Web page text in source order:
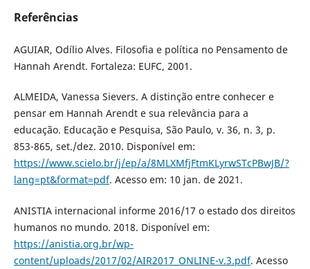
Referências
AGUIAR, Odílio Alves. Filosofia e política no Pensamento de
Hannah Arendt. Fortaleza: EUFC, 2001.
ALMEIDA, Vanessa Sievers. A distinção entre conhecer e
pensar em Hannah Arendt e sua relevância para a
educação. Educação e Pesquisa, São Paulo, v. 36, n. 3, p.
853-865, set./dez. 2010. Disponível em:
https://www.scielo.br/j/ep/a/8MLXMfjFtmKLyrwSTcPBwJB/?
lang=pt&format=pdf. Acesso em: 10 jan. de 2021.
ANISTIA internacional informe 2016/17 o estado dos direitos
humanos no mundo. 2018. Disponível em:
https://anistia.org.br/wp-
content/uploads/2017/02/AIR2017_ONLINE-v.3.pdf. Acesso